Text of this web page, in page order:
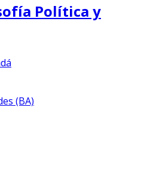
Política y
(BA)